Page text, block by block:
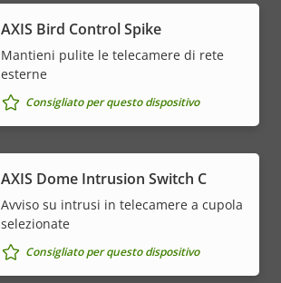
AXIS Bird Control Spike
Mantieni pulite le telecamere di rete
esterne
Consigliato per questo dispositivo
AXIS Dome Intrusion Switch C
Avviso su intrusi in telecamere a cupola
selezionate
Consigliato per questo dispositivo